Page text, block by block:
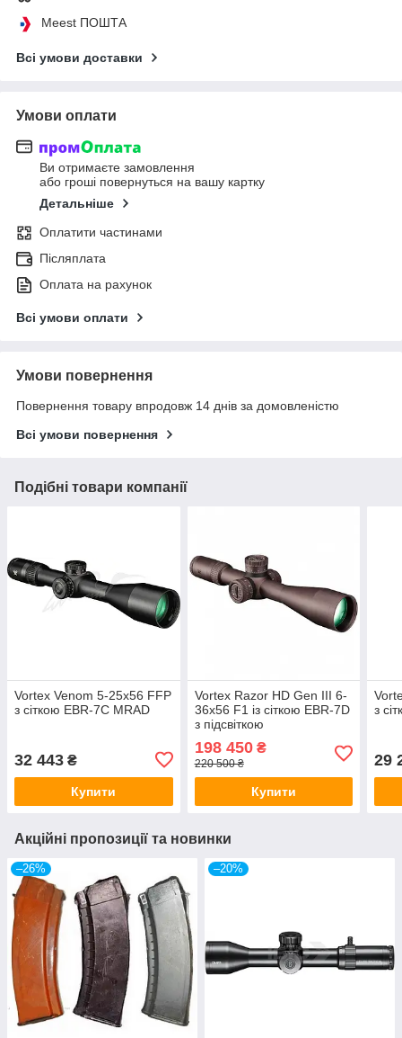
Meest ПОШТА
Всі умови доставки
Умови оплати
Ви отримаєте замовлення
або гроші повернуться на вашу картку
Детальніше
Оплатити частинами
Післяплата
Оплата на рахунок
Всі умови оплати
Умови повернення
Повернення товару впродовж 14 днів за домовленістю
Всі умови повернення
Подібні товари компанії
Vortex Venom 5-25x56 FFP
з сіткою EBR-7C MRAD
32 443 ₴
Купити
Vortex Razor HD Gen III 6-
36x56 F1 із сіткою EBR-7D
з підсвіткою
198 450₴
220 500 ₴
Купити
з
29
Акційні пропозиції та новинки
–26% –20%